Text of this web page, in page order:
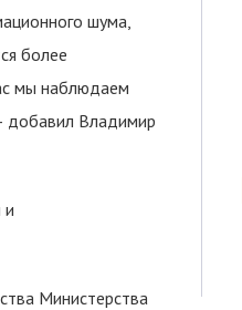
шума,
более
мы наблюдаем
добавил Владимир
и
Министерства